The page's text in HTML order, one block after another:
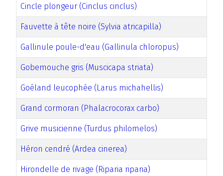
Cincle plongeur (Cinclus cinclus)
Fauvette à tête noire (Sylvia atricapilla)
Gallinule poule-d'eau (Gallinula chloropus)
Gobemouche gris (Muscicapa striata)
Goéland leucophée (Larus michahellis)
Grand cormoran (Phalacrocorax carbo)
Grive musicienne (Turdus philomelos)
Héron cendré (Ardea cinerea)
Hirondelle de rivage (Riparia riparia)